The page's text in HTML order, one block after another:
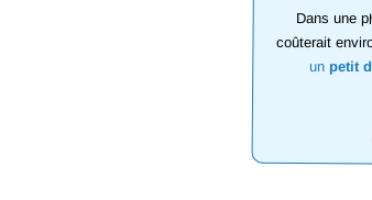
Dans une
coûterait
un petit